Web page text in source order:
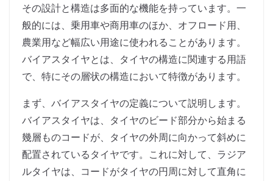
その設計と構造は多面的な機能を持っています。一
般的には、乗用車や商用車のほか、オフロード用、
農業用など幅広い用途に使われることがあります。
バイアスタイヤとは、タイヤの構造に関連する用語
で、特にその層状の構造において特徴があります。
まず、バイアスタイヤの定義について説明します。
バイアスタイヤは、タイヤのビード部分から始まる
幾層ものコードが、タイヤの外周に向かって斜めに
配置されているタイヤです。これに対して、ラジア
ルタイヤは、コードがタイヤの円周に対して直角に